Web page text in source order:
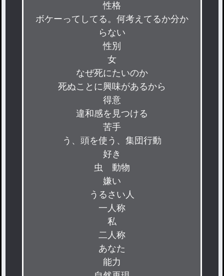
性格
ボケーってしてる。何考えてるか分か
らない
性別
女
なぜ死にたいのか
死ぬことに興味があるから
得意
違和感を見つける
苦手
う、頭を使う、集団行動
好き
虫　動物
嫌い
うるさい人
一人称
私
二人称
あなた
能力